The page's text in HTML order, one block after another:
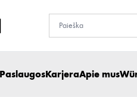
PaslaugosKarjeraApie mus